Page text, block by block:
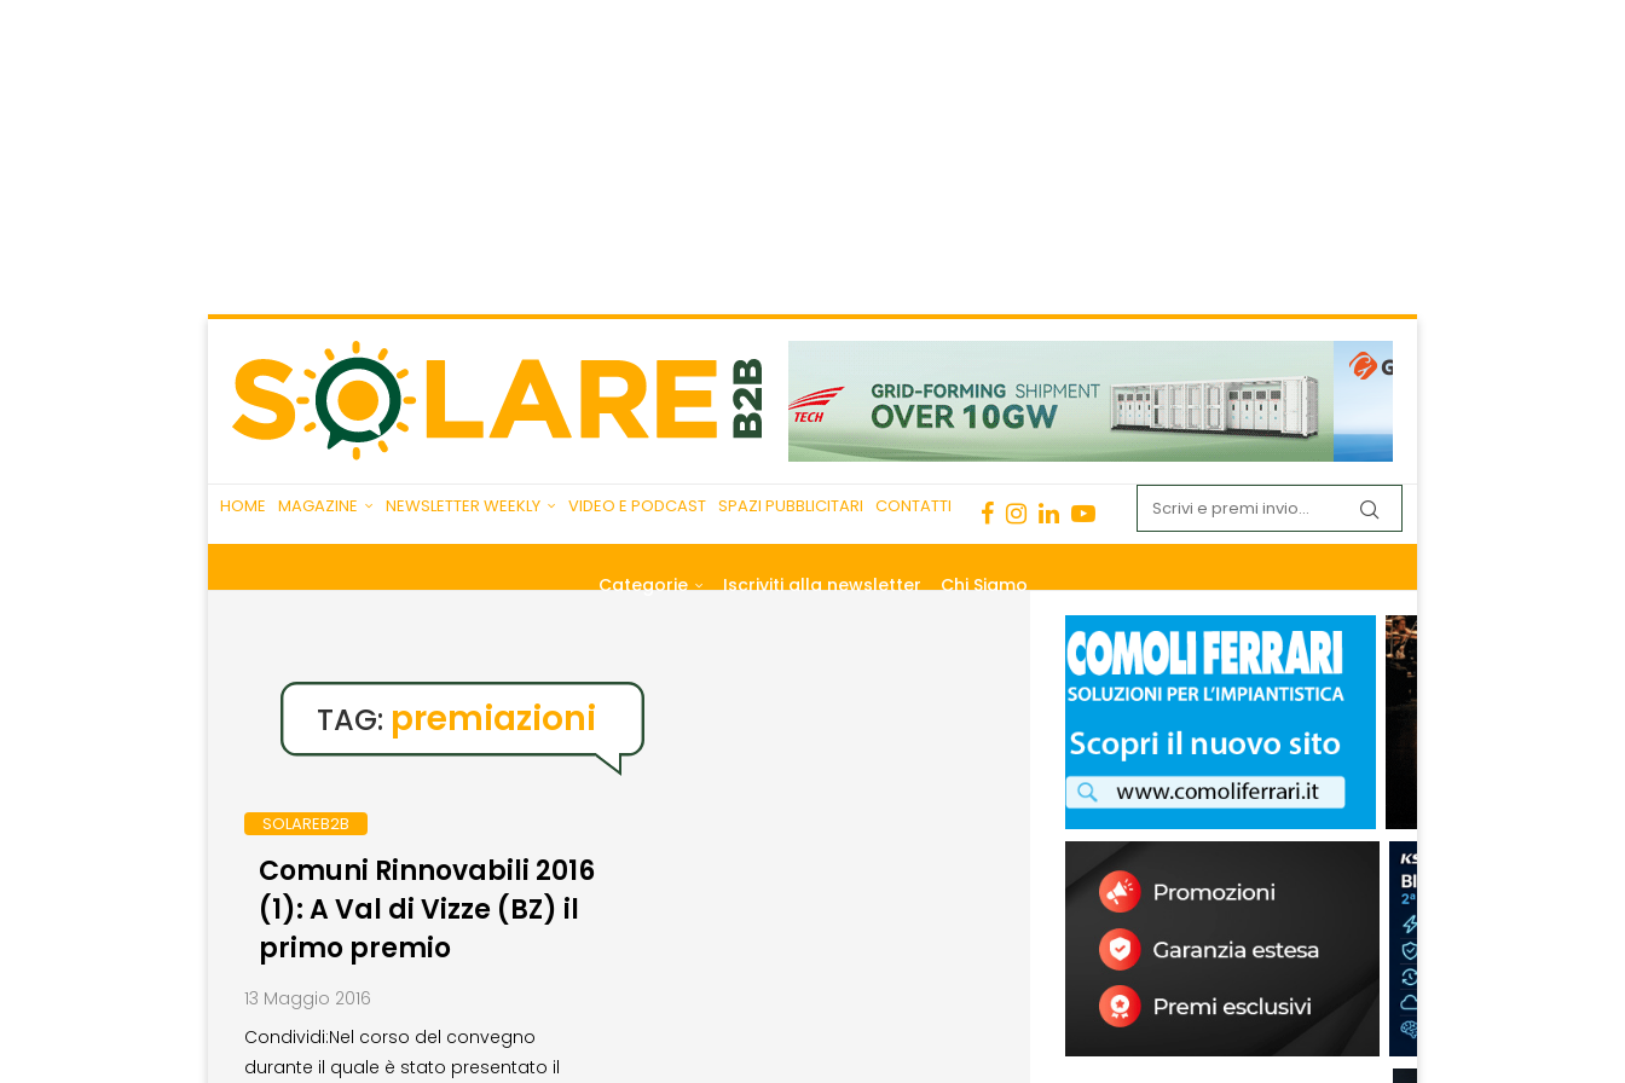
HOME MAGAZINE NEWSLETTER WEEKLY VIDEO E PODCAST SPAZI PUBBLICITARI CONTATTI
Categorie Iscriviti alla newsletter Chi Siamo
TAG: premiazioni
SOLAREB2B
Comuni Rinnovabili 2016
(1): A Val di Vizze (BZ) il
primo premio
13 Maggio 2016
Condividi:Nel corso del convegno
durante il quale è stato presentato il